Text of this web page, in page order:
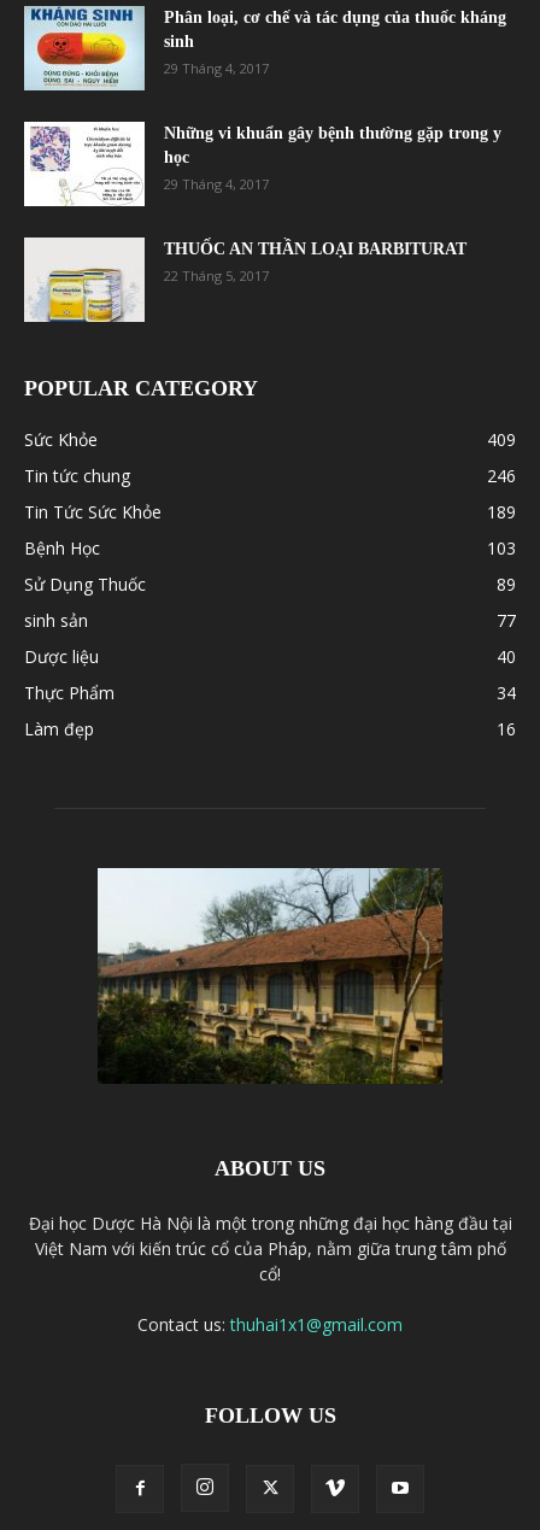
Phân loại, cơ chế và tác dụng của thuốc kháng
sinh
29 Tháng 4, 2017
Những vi khuẩn gây bệnh thường gặp trong y
học
29 Tháng 4, 2017
THUỐC AN THẦN LOẠI BARBITURAT
22 Tháng 5, 2017
POPULAR CATEGORY
Sức Khỏe
409
Tin tức chung
246
Tin Tức Sức Khỏe
189
Bệnh Học
103
Sử Dụng Thuốc
89
sinh sản
77
Dược liệu
40
Thực Phẩm
34
Làm đẹp
16
ABOUT US
Đại học Dược Hà Nội là một trong những đại học hàng đầu tại
Việt Nam với kiến trúc cổ của Pháp, nằm giữa trung tâm phố
cổ!
Contact us:thuhai1x1@gmail.com
FOLLOW US